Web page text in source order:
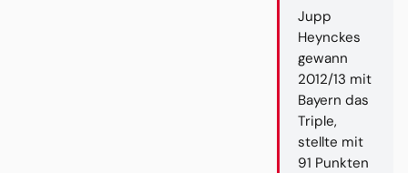
Jupp
Heynckes
gewann
2012/13 mit
Bayern das
Triple,
stellte mit
91 Punkten